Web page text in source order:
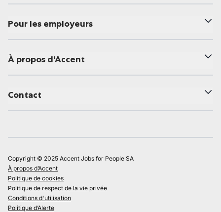
Pour les employeurs
À propos d'Accent
Contact
Copyright © 2025 Accent Jobs for People SA
À propos d’Accent
Politique de cookies
Politique de respect de la vie privée
Conditions d'utilisation
Politique d’Alerte